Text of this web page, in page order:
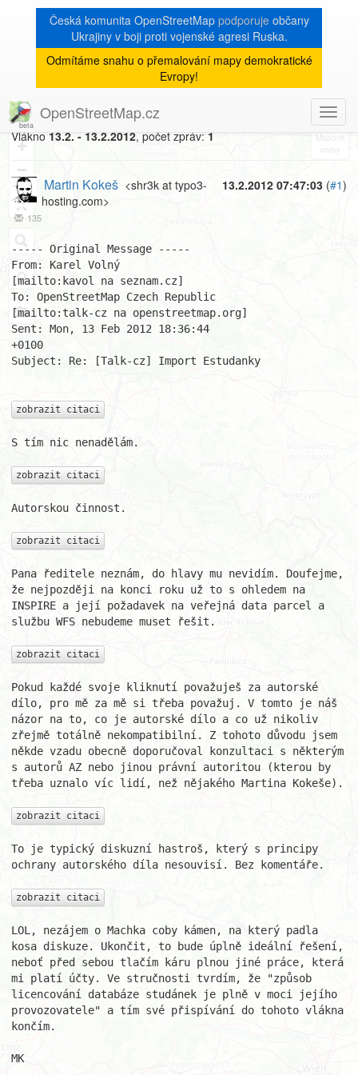
Česká komunita OpenStreetMap podporujeobčany
Ukrajiny v boji proti vojenské agresi Ruska.
Odmítáme snahu o přemalování mapy demokratické
Evropy!
OpenStreetMap.cz
8
+
−
« zpět na výpis měsíce
[Talk-cz]
Fw: Re: Import Estudanky
Vlákno 13.2. - 13.2.2012, počet zpráv: 1
13.2.2012 07:47:03 (#1)
Martin Kokeš <shr3k at typo3-
hosting.com>
135
----- Original Message -----
From: Karel Volný
[mailto:kavol na seznam.cz]
To: OpenStreetMap Czech Republic
[mailto:talk-cz na openstreetmap.org]
Sent: Mon, 13 Feb 2012 18:36:44
+0100
Subject: Re: [Talk-cz] Import Estudanky
zobrazit citaci
S tím nic nenadělám.
zobrazit citaci
Autorskou činnost.
zobrazit citaci
Pana ředitele neznám, do hlavy mu nevidím. Doufejme,
že nejpozději na konci roku už to s ohledem na
INSPIRE a její požadavek na veřejná data parcel a
službu WFS nebudeme muset řešit.
zobrazit citaci
Pokud každé svoje kliknutí považuješ za autorské
dílo, pro mě za mě si třeba považuj. V tomto je náš
názor na to, co je autorské dílo a co už nikoliv
zřejmě totálně nekompatibilní. Z tohoto důvodu jsem
někde vzadu obecně doporučoval konzultaci s některým
s autorů AZ nebo jinou právní autoritou (kterou by
třeba uznalo víc lidí, než nějakého Martina Kokeše).
zobrazit citaci
To je typický diskuzní hastroš, který s principy
ochrany autorského díla nesouvisí. Bez komentáře.
zobrazit citaci
LOL, nezájem o Machka coby kámen, na který padla
kosa diskuze. Ukončit, to bude úplně ideální řešení,
neboť před sebou tlačím káru plnou jiné práce, která
mi platí účty. Ve stručnosti tvrdím, že "způsob
licencování databáze studánek je plně v moci jejího
provozovatele" a tím své přispívání do tohoto vlákna
končím.
MK